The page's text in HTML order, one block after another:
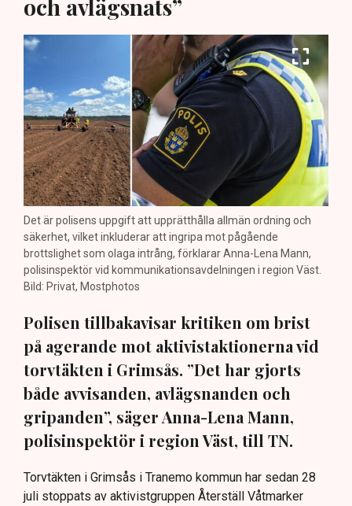
och avlägsnats”
Det är polisens uppgift att upprätthålla allmän ordning och
säkerhet, vilket inkluderar att ingripa mot pågående
brottslighet som olaga intrång, förklarar Anna-Lena Mann,
polisinspektör vid kommunikationsavdelningen i region Väst.
Bild: Privat, Mostphotos
Polisen tillbakavisar kritiken om brist
på agerande mot aktivistaktionerna vid
torvtäkten i Grimsås. ”Det har gjorts
både avvisanden, avlägsnanden och
gripanden”, säger Anna-Lena Mann,
polisinspektör i region Väst, till TN.
Torvtäkten i Grimsås i Tranemo kommun har sedan 28
juli stoppats av aktivistgruppen Återställ Våtmarker